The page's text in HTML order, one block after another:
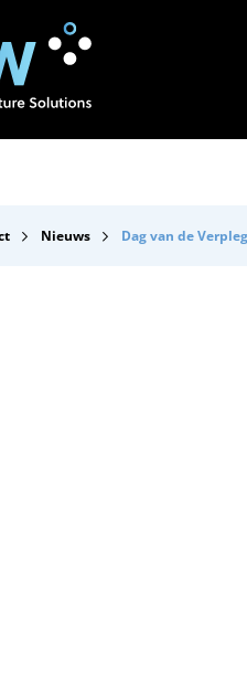
Branches
Nieuws Dag van de